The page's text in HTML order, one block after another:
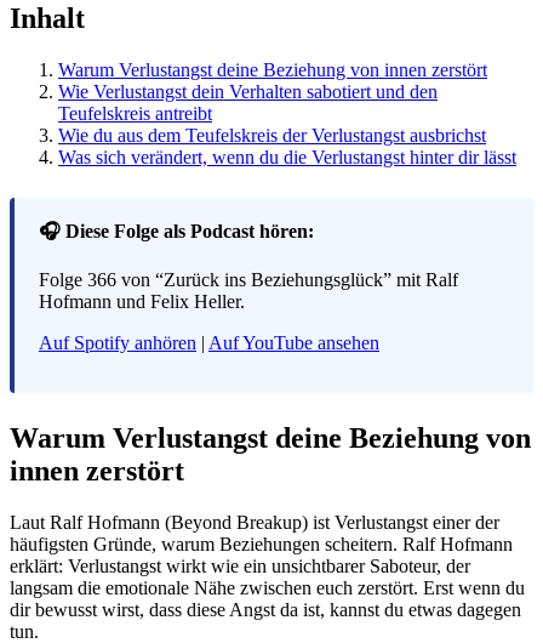
Inhalt
Warum Verlustangst deine Beziehung von innen zerstört
Wie Verlustangst dein Verhalten sabotiert und den
Teufelskreis antreibt
Wie du aus dem Teufelskreis der Verlustangst ausbrichst
Was sich verändert, wenn du die Verlustangst hinter dir lässt
🎧 Diese Folge als Podcast hören:
Folge 366 von “Zurück ins Beziehungsglück” mit Ralf
Hofmann und Felix Heller.
Auf Spotify anhören | Auf YouTube ansehen
Warum Verlustangst deine Beziehung von
innen zerstört
Laut Ralf Hofmann (Beyond Breakup) ist Verlustangst einer der
häufigsten Gründe, warum Beziehungen scheitern. Ralf Hofmann
erklärt: Verlustangst wirkt wie ein unsichtbarer Saboteur, der
langsam die emotionale Nähe zwischen euch zerstört. Erst wenn du
dir bewusst wirst, dass diese Angst da ist, kannst du etwas dagegen
tun.